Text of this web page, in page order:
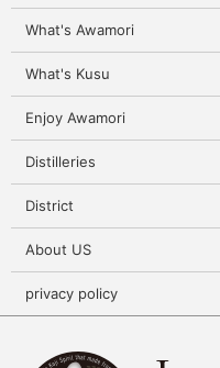
What's Awamori
What's Kusu
Enjoy Awamori
Distilleries
District
About US
privacy policy